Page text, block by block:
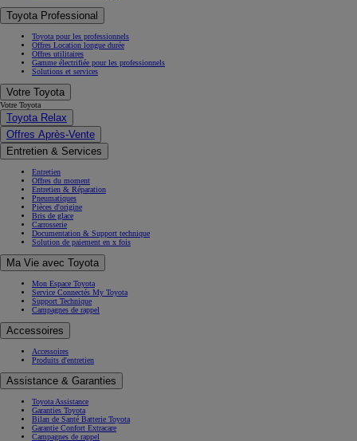
Toyota Professional
Toyota pour les professionnels
Offres Location longue durée
Offres utilitaires
Gamme électrifiée pour les professionnels
Solutions et services
Votre Toyota
Votre Toyota
Toyota Relax
Offres Après-Vente
Entretien & Services
Entretien
Offres du moment
Entretien & Réparation
Pneumatiques
Pièces d'origine
Bris de glace
Carrosserie
Documentation & Support technique
Solution de paiement en x fois
Ma Vie avec Toyota
Mon Espace Toyota
Service Connectés My Toyota
Support Technique
Campagnes de rappel
Accessoires
Accessoires
Produits d'entretien
Assistance & Garanties
Toyota Assistance
Garanties Toyota
Bilan de Santé Batterie Toyota
Garantie Confort Extracare
Campagnes de rappel